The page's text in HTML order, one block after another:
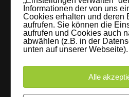
braucht: Technik, Platz, Couch
Letzte Beiträge
60 Jahre WG
Informationen der von uns
Cookies erhalten und deren
aufrufen. Sie können die
aufrufen und Cookies auch
abwählen (z.B. in der
unten auf unserer Webseite).
Alle